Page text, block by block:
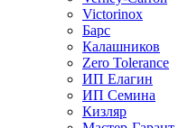
Victorinox
Барс
Калашников
Zero Tolerance
ИП Елагин
ИП Семина
Кизляр